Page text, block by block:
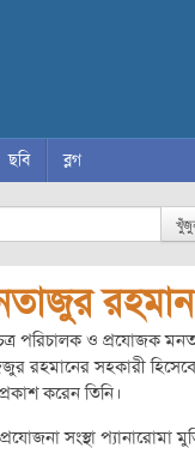
ছবি ব্লগ
পরিচালক ও প্রযোজক
রহমানের সহকারী
করেন তিনি।
সংস্থা প্যানারোমা